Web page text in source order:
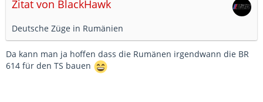
Zitat von BlackHawk
Deutsche Züge in Rumänien
Da kann man ja hoffen dass die Rumänen irgendwann die BR
614 für den TS bauen